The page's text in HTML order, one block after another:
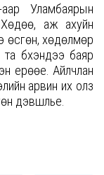
Уламбаярын
Хөдөө, аж ахуйн
өсгөн, хөдөлмөр
та бүхэндээ баяр
ерөөе. Айлчлан
арвин их олз
дэвшүүлье.